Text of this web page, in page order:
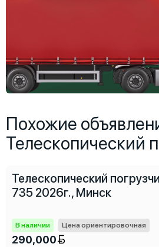
Похожие
Телескопический
Телескопический
735 2026г., Минск
В наличии Цена ориентировочная
290,000